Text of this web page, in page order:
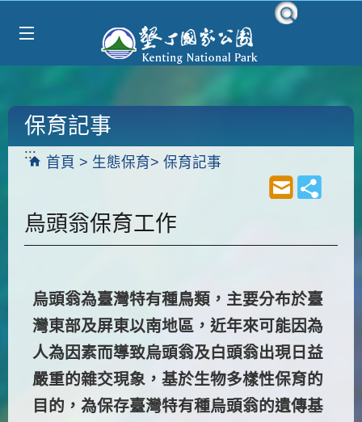
:::
首頁 生態保育 保育記事
保育記事
烏頭翁保育工作
烏頭翁為臺灣特有種鳥類，主要分布於臺
灣東部及屏東以南地區，近年來可能因為
人為因素而導致烏頭翁及白頭翁出現日益
嚴重的雜交現象，基於生物多樣性保育的
目的，為保存臺灣特有種烏頭翁的遺傳基